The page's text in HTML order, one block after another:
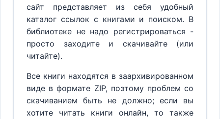
сайт представляет из себя удобный
каталог ссылок с книгами и поиском. В
библиотеке не надо регистрироваться -
просто заходите и скачивайте (или
читайте).
Все книги находятся в заархивированном
виде в формате ZIP, поэтому проблем со
скачиванием быть не должно; если вы
хотите читать книги онлайн, то также